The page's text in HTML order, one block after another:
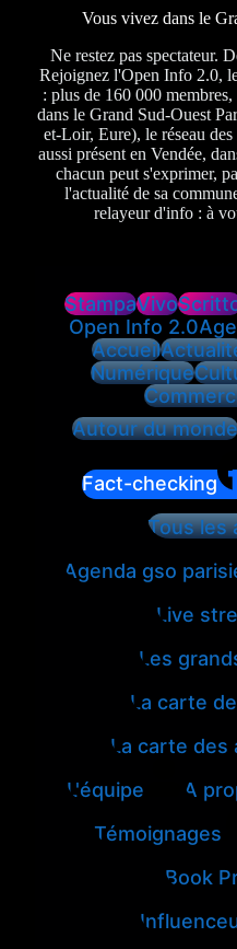
Vous vivez dans le
Ne restez pas spectateur.
Rejoignez l'Open Info 2.0,
: plus de 160 000
dans le Grand Sud-Ouest
et-Loir, Eure), le réseau
aussi présent en Vendée,
chacun peut s'exprimer,
l'actualité de sa
relayeur d'info : à
StampaVivo
Open Info 2.0
Accueil
Numérique
Autour du monde
Fact-checking
Tous les
Agenda gso
Live
Les
La carte
La carte des
L'équipe
A
Témoignages
Book